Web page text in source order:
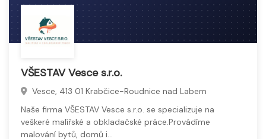
VŠESTAV Vesce s.r.o.
Vesce, 413 01 Krabčice-Roudnice nad Labem
Naše firma VŠESTAV Vesce s.r.o. se specializuje na
veškeré malířské a obkladačské práce.Provádíme
malování bytů, domů i…